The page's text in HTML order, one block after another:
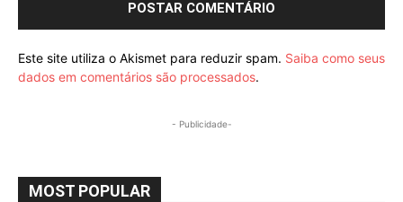
Este site utiliza o Akismet para reduzir spam. Saiba como seus
dados em comentários são processados.
- Publicidade-
MOST POPULAR